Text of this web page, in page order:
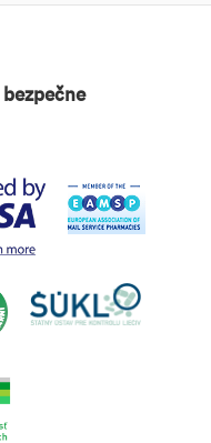
bezpečne